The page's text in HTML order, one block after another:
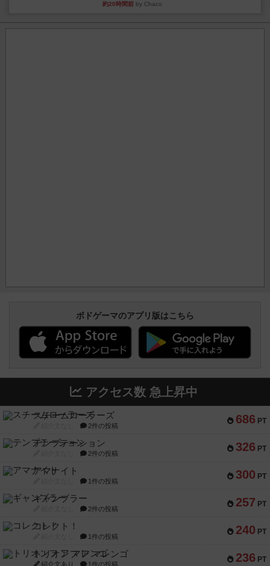
約20時間前 by Chaco
ボドゲーマのアプリ版はこちら
アクセス数 急上昇中
686 PT
スチームローラーズ
2件の投稿
326 PT
テンプテーション
2件の投稿
300 PT
アマナイト
1件の投稿
257 PT
ギャンブラー
2件の投稿
240 PT
コレクト！
1件の投稿
236 PT
トリオンフ ア マレンゴ
紹介文あり 1件の投稿